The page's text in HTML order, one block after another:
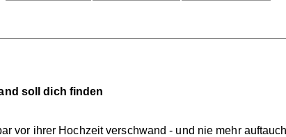
soll dich finden
vor ihrer Hochzeit verschwand - und nie mehr